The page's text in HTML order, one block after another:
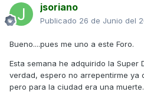
jsoriano
Publicado 26 de Junio del
Bueno....pues me uno a este Foro.
Esta semana he adquirido la Super
verdad, espero no arrepentirme ya
pero para la ciudad era una muerte.